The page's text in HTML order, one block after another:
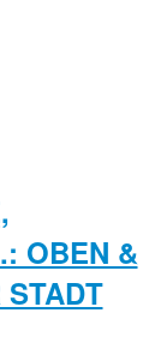
OBEN &